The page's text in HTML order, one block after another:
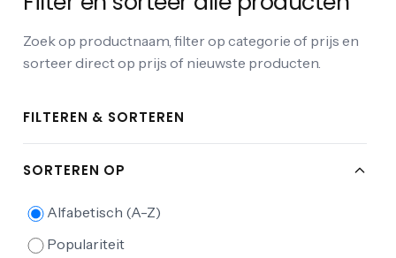
Zoek op productnaam, filter op categorie of prijs en
sorteer direct op prijs of nieuwste producten.
FILTEREN & SORTEREN
SORTEREN OP
Alfabetisch (A-Z)
Populariteit